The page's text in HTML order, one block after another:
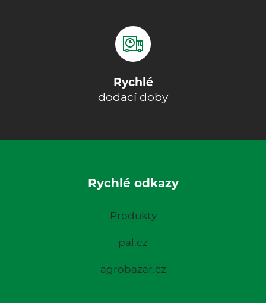
Rychlé
dodací doby
Rychlé odkazy
Produkty
pal.cz
agrobazar.cz